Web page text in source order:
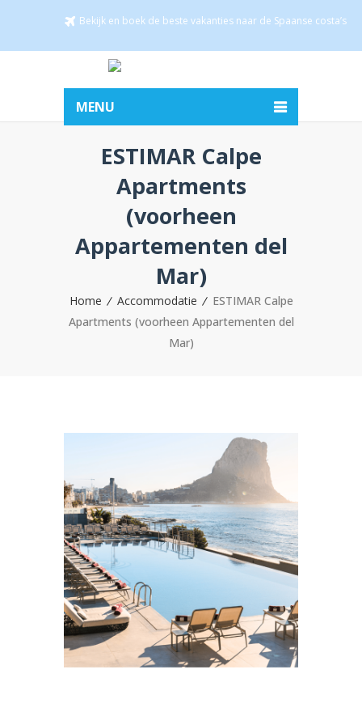
Bekijk en boek de beste vakanties naar de Spaanse costa’s
MENU
ESTIMAR Calpe
Apartments
(voorheen
Appartementen del
Mar)
Home Accommodatie
ESTIMAR Calpe
Apartments (voorheen Appartementen del
Mar)